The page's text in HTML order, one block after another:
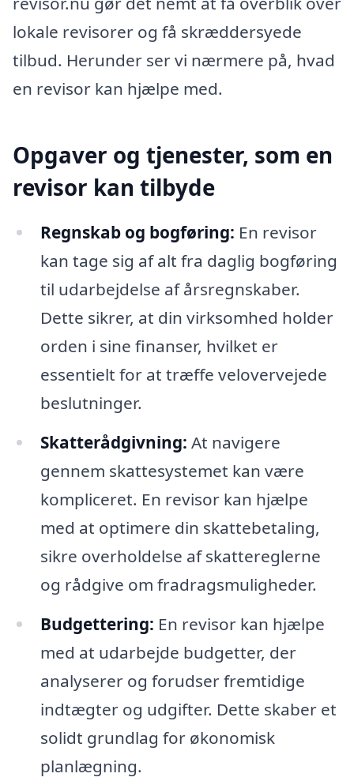
lokale revisorer og få skræddersyede
tilbud. Herunder ser vi nærmere på, hvad
en revisor kan hjælpe med.
Opgaver og tjenester, som en
revisor kan tilbyde
Regnskab og bogføring: En revisor
kan tage sig af alt fra daglig bogføring
til udarbejdelse af årsregnskaber.
Dette sikrer, at din virksomhed holder
orden i sine finanser, hvilket er
essentielt for at træffe velovervejede
beslutninger.
Skatterådgivning: At navigere
gennem skattesystemet kan være
kompliceret. En revisor kan hjælpe
med at optimere din skattebetaling,
sikre overholdelse af skattereglerne
og rådgive om fradragsmuligheder.
Budgettering: En revisor kan hjælpe
med at udarbejde budgetter, der
analyserer og forudser fremtidige
indtægter og udgifter. Dette skaber et
solidt grundlag for økonomisk
planlægning.